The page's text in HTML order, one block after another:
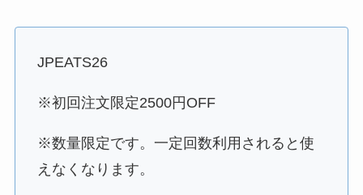
JPEATS26
※初回注文限定2500円OFF
※数量限定です。一定回数利用されると使
えなくなります。